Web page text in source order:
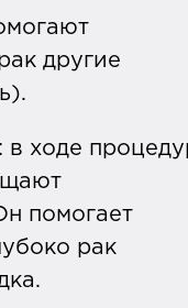
другие
: в ходе
помогает
рак